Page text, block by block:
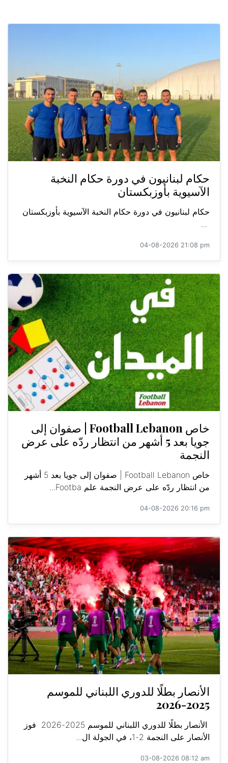
حكام لبنانيون في دورة حكام النخبة
الآسيوية بأوزبكستان
حكام لبنانيون في دورة حكام النخبة الآسيوية بأوزبكستان
...
04-08-2026 21:08 pm
خاص Football Lebanon | صفوان إلى
جويا بعد 5 أشهر من انتظار ردّه على عرض
النجمة
خاص Football Lebanon | صفوان إلى جويا بعد 5 أشهر
من انتظار ردّه على عرض النجمة علم Footba...
04-08-2026 20:16 pm
الأنصار بطلًا للدوري اللبناني للموسم
2025-2026
الأنصار بطلًا للدوري اللبناني للموسم 2025-2026 فوز
الأنصار على النجمة 2-1، في الجولة ال...
03-08-2026 08:12 am